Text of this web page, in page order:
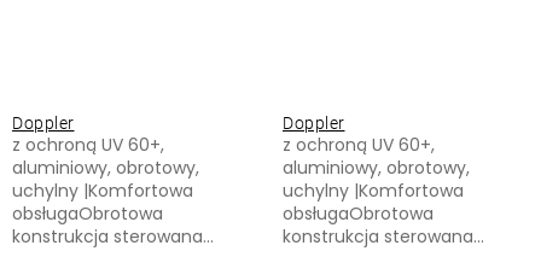
Doppler
z ochroną UV 60+,
aluminiowy, obrotowy,
uchylny |Komfortowa
obsługaObrotowa
konstrukcja sterowana...
Doppler
z ochroną UV 60+,
aluminiowy, obrotowy,
uchylny |Komfortowa
obsługaObrotowa
konstrukcja sterowana...